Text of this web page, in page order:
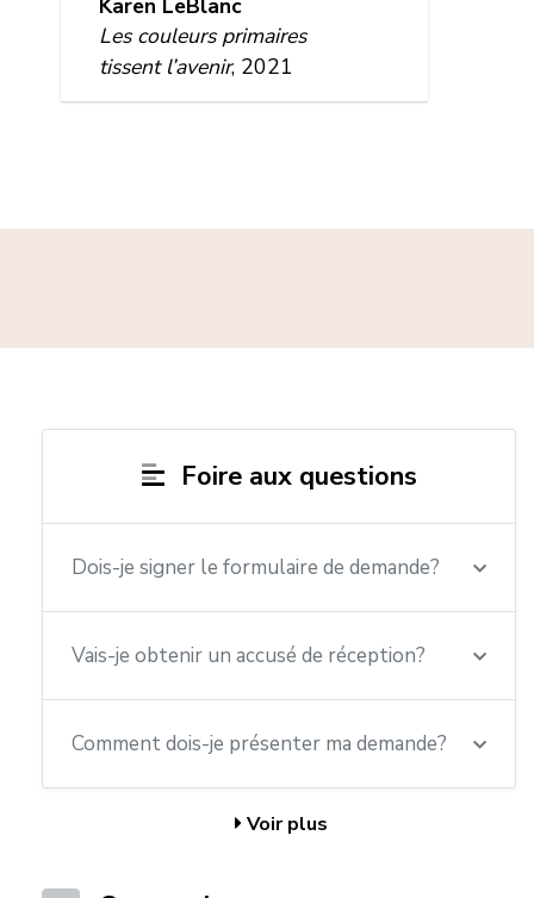
Karen LeBlanc
Les couleurs primaires
tissent l’avenir, 2021
Foire aux questions
Dois-je signer le formulaire de demande?
Vais-je obtenir un accusé de réception?
Comment dois-je présenter ma demande?
Voir plus